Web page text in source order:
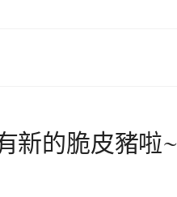
新的脆皮豬啦~